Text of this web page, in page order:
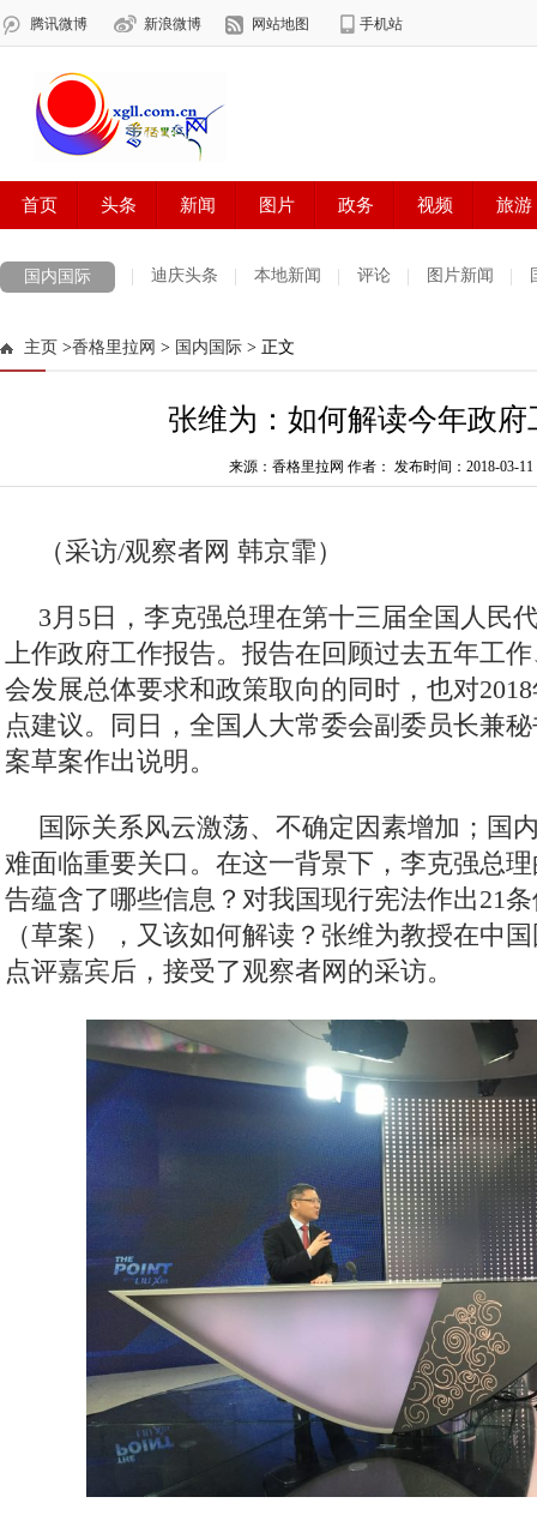
国内国际 迪庆头条 本地新闻 评论 图片新闻
主页 >香格里拉网 > 国内国际 > 正文
张维为：如何解读今年政府
来源：香格里拉网 作者： 发布时间：2018-03-11
（采访/观察者网 韩京霏）
3月5日，李克强总理在第十三届全国人民
上作政府工作报告。报告在回顾过去五年工
会发展总体要求和政策取向的同时，也对
点建议。同日，全国人大常委会副委员长兼
案草案作出说明。
国际关系风云激荡、不确定因素增加；国
难面临重要关口。在这一背景下，李克强总
告蕴含了哪些信息？对我国现行宪法作出21
（草案），又该如何解读？张维为教授在中
点评嘉宾后，接受了观察者网的采访。